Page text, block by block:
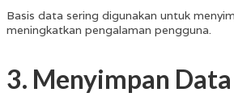
Basis data sering digunakan untuk
meningkatkan pengalaman pengguna.
3. Menyimpan